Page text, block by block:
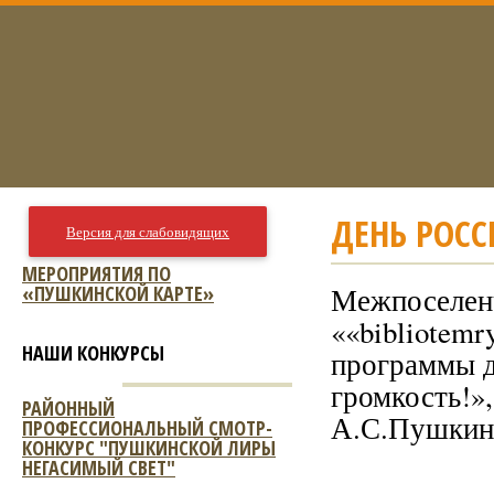
ДЕНЬ
программы
Версия для слабовидящих
МЕРОПРИЯТИЯ ПО
«ПУШКИНСКОЙ КАРТЕ»
НАШИ КОНКУРСЫ
РАЙОННЫЙ
ПРОФЕССИОНАЛЬНЫЙ СМОТР-
КОНКУРС "ПУШКИНСКОЙ ЛИРЫ
НЕГАСИМЫЙ СВЕТ"